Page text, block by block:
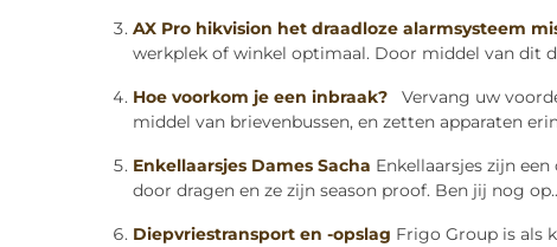
AX Pro hikvision het draadloze alarmsysteem
werkplek of winkel optimaal. Door middel van dit
Hoe voorkom je een inbraak?
Vervang uw
middel van brievenbussen, en zetten apparaten
Enkellaarsjes Dames Sacha Enkellaarsjes zijn
door dragen en ze zijn season proof. Ben jij nog
Diepvriestransport en -opslag Frigo Group is als